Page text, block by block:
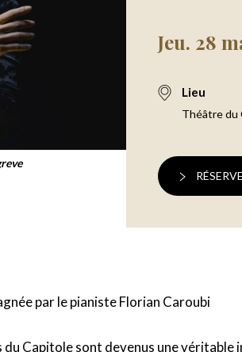
Jeu. 28
Lieu
Théâtre du
par le pianiste Florian Caroubi
du Capitole sont devenus une